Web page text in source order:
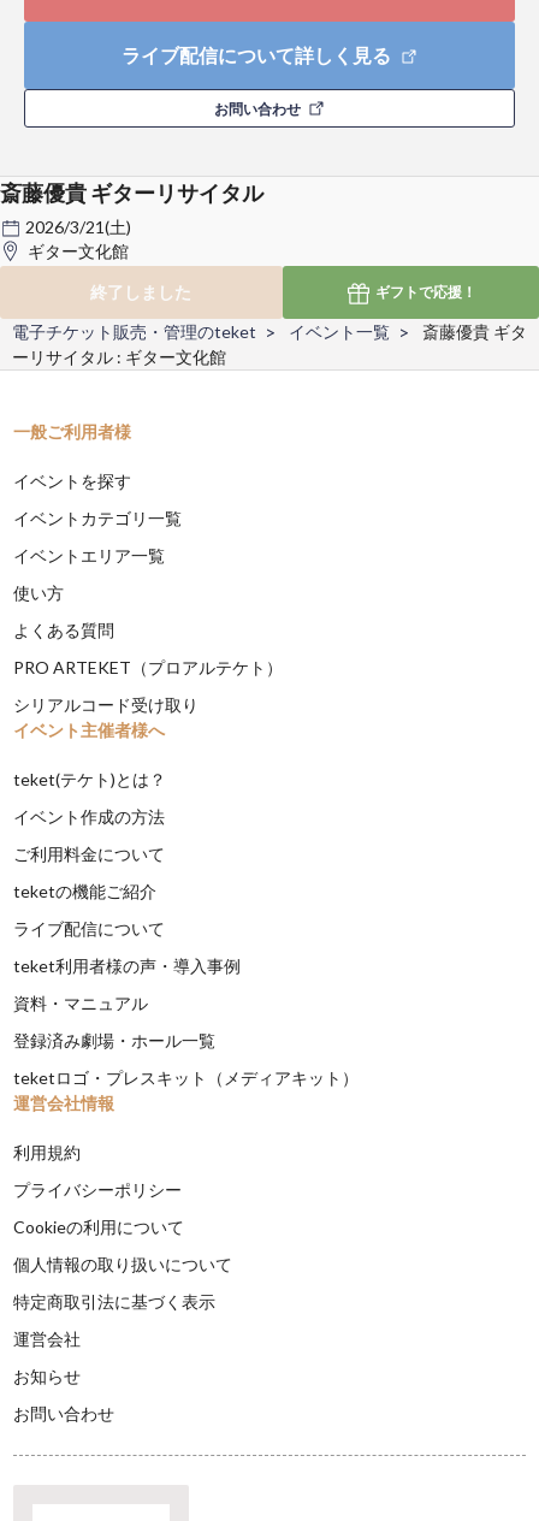
ライブ配信について詳しく見る
お問い合わせ
斎藤優貴 ギターリサイタル
2026/3/21(土)
ギター文化館
終了しました
ギフトで応援！
電子チケット販売・管理のteket イベント一覧
斎藤優貴 ギタ
ーリサイタル : ギター文化館
一般ご利用者様
イベントを探す
イベントカテゴリ一覧
イベントエリア一覧
使い方
よくある質問
PRO ARTEKET（プロアルテケト）
シリアルコード受け取り
イベント主催者様へ
teket(テケト)とは？
イベント作成の方法
ご利用料金について
teketの機能ご紹介
ライブ配信について
teket利用者様の声・導入事例
資料・マニュアル
登録済み劇場・ホール一覧
teketロゴ・プレスキット（メディアキット）
運営会社情報
利用規約
プライバシーポリシー
Cookieの利用について
個人情報の取り扱いについて
特定商取引法に基づく表示
運営会社
お知らせ
お問い合わせ